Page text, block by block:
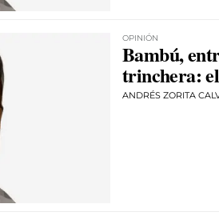
OPINIÓN
Bambú,
trinchera:
ANDRÉS ZORITA